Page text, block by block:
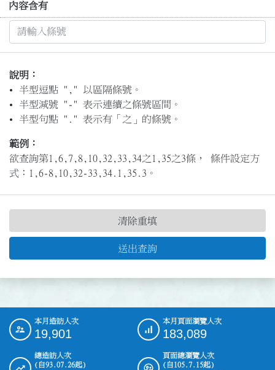
內容含有
說明：
半型逗點 "," 以區隔條號。
半型減號 "-" 表示連續之條號區間。
半型句點 "." 表示有「之」的條號。
範例：
欲查詢第1,6,7,8,10,32,33,34之1,35之3條， 條件設定方
式：1,6-8,10,32-33,34.1,35.3。
送出查詢
清除重填
::: 本月造訪人次
19,901
本月頁面瀏覽人次
183,089
總造訪人次
(自93.07.26起)
頁面總瀏覽人次
(自105.7.15起)